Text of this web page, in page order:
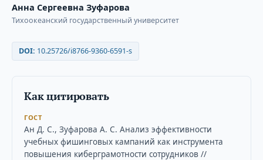
Анна Сергеевна Зуфарова
Тихоокеанский государственный университет
DOI: 10.25726/i8766-9360-6591-s
Как цитировать
ГОСТ
Ан Д. С., Зуфарова А. С. Анализ эффективности
учебных фишинговых кампаний как инструмента
повышения киберграмотности сотрудников //